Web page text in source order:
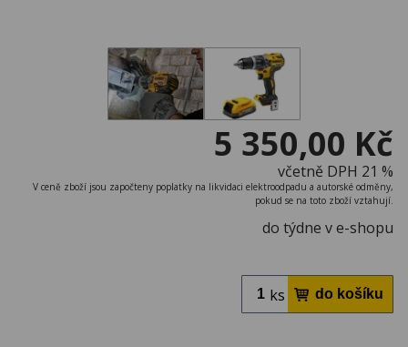
5 350,00 Kč
včetně DPH 21 %
V ceně zboží jsou započteny poplatky na likvidaci elektroodpadu a autorské odměny,
pokud se na toto zboží vztahují.
do týdne v e-shopu
ks